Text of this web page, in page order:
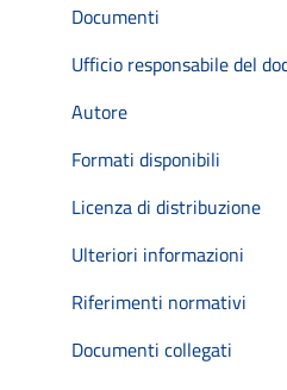
Documenti
Ufficio responsabile del
Autore
Formati disponibili
Licenza di distribuzione
Ulteriori informazioni
Riferimenti normativi
Documenti collegati